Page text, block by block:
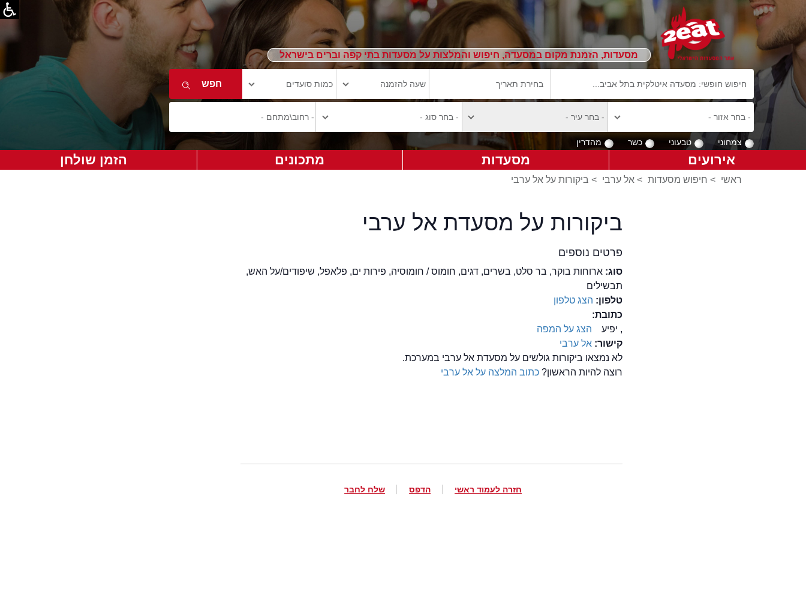
מסעדות, הזמנת מקום במסעדה, חיפוש והמלצות על מסעדות בתי קפה וברים בישראל
צמחוני טבעוני כשר מהדרין
אירועים מסעדות מתכונים הזמן שולחן
ראשי > חיפוש מסעדות > אל ערבי > ביקורות על אל ערבי
ביקורות על מסעדת אל ערבי
פרטים נוספים
סוג:ארוחות בוקר, בר סלט, בשרים, דגים, חומוס / חומוסיה, פירות ים, פלאפל, שיפודים/על האש,
תבשילים
טלפון: הצג טלפון
כתובת:
, יפיע
הצג על המפה
קישור:אל ערבי
לא נמצאו ביקורות גולשים על מסעדת אל ערבי במערכת.
רוצה להיות הראשון?כתוב המלצה על אל ערבי
חזרה לעמוד ראשי הדפס שלח לחבר